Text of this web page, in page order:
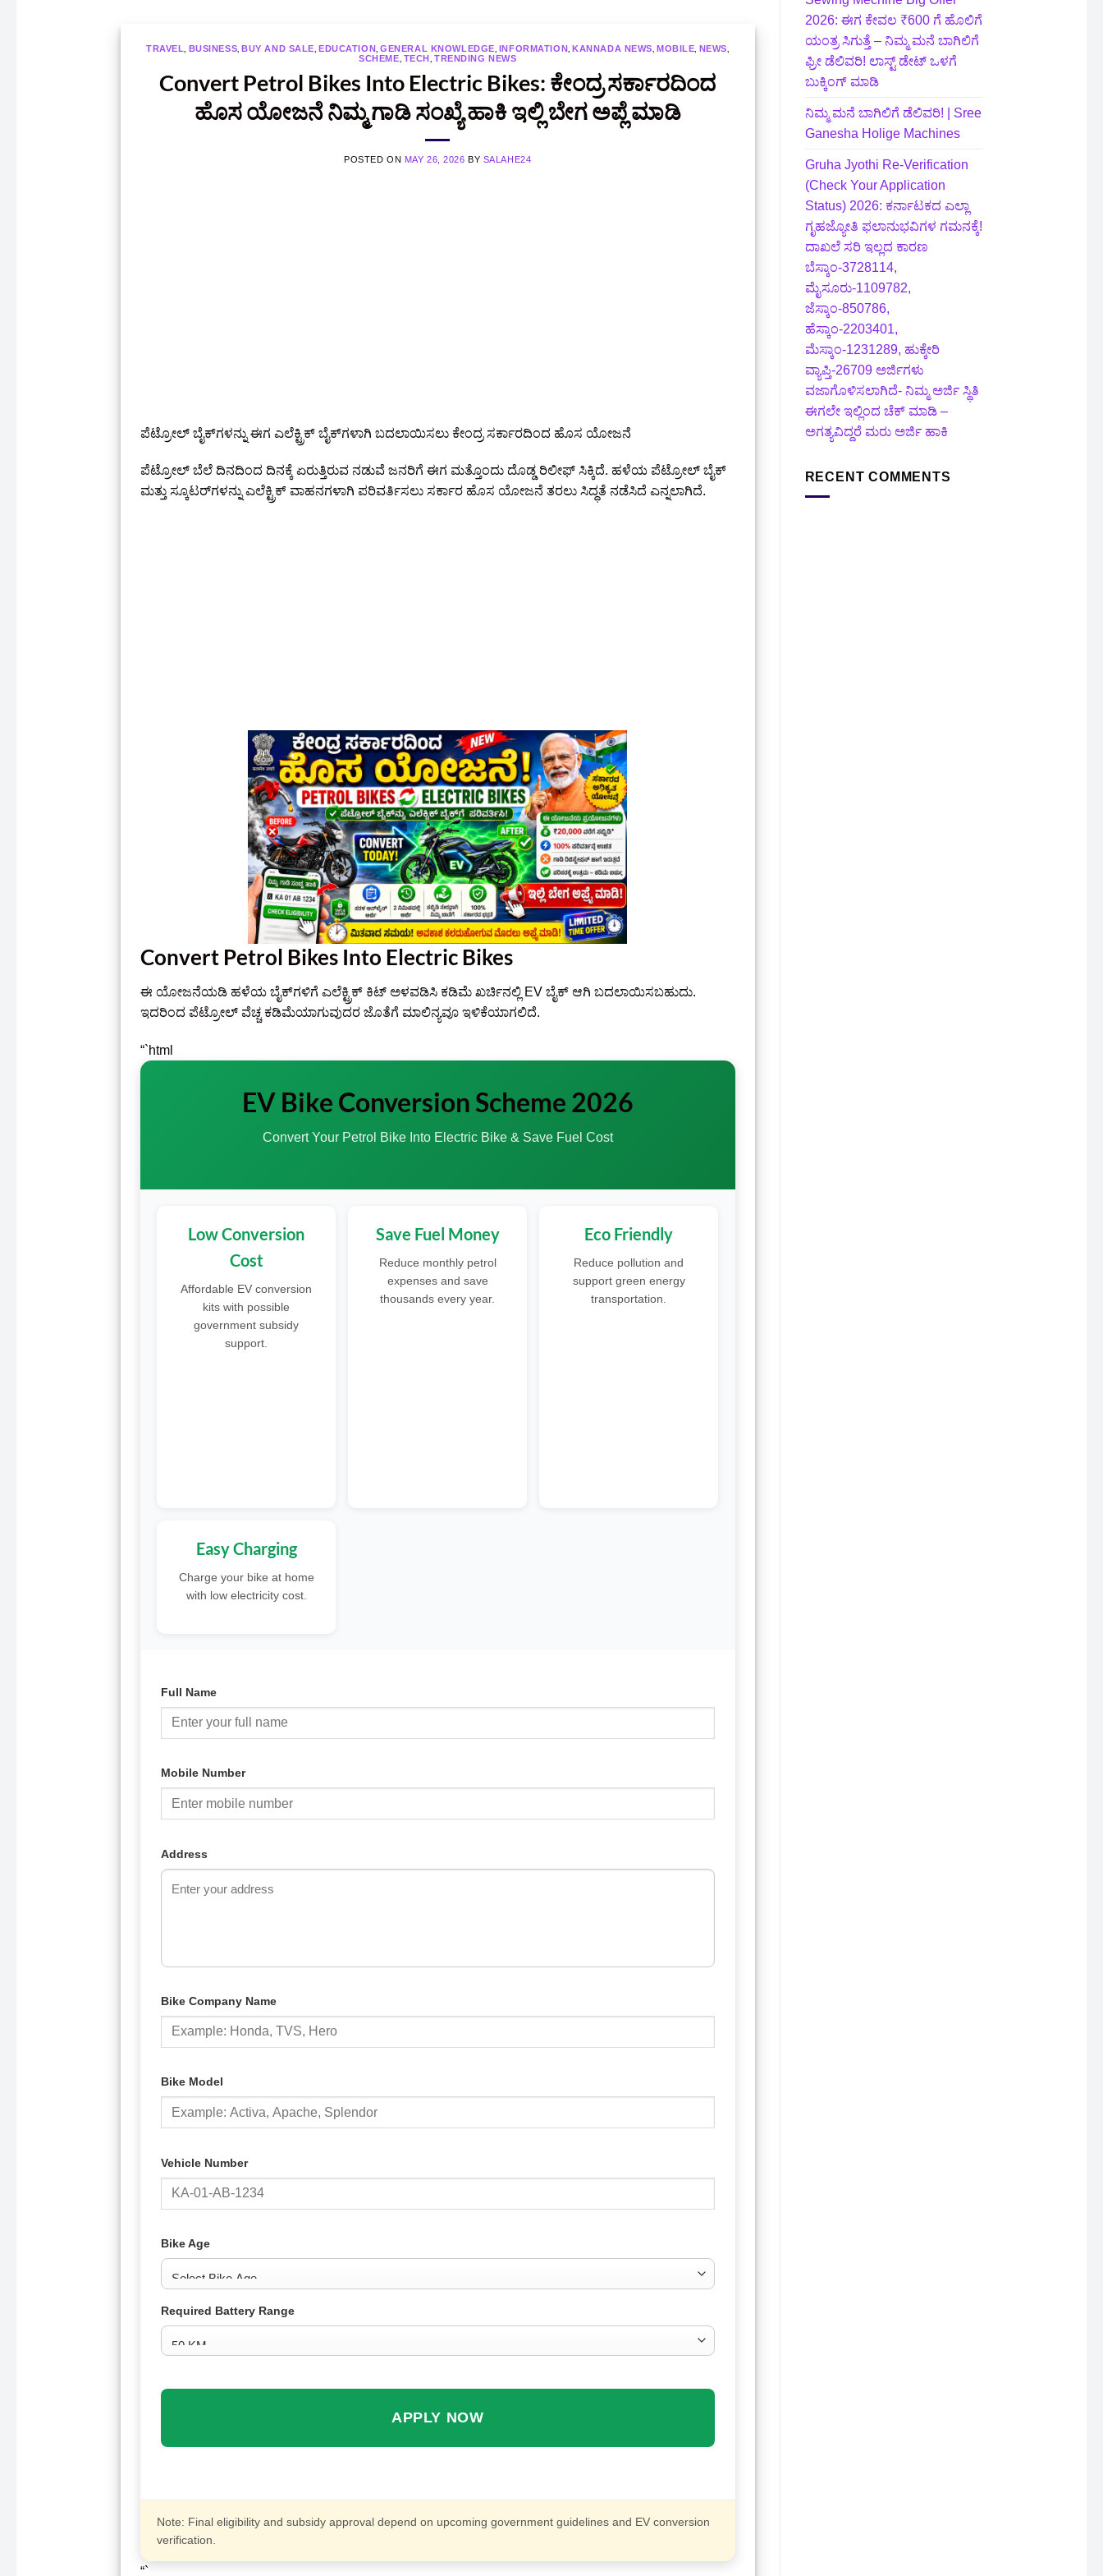
TRAVEL BUSINESS ,BUY AND SALE ,EDUCATION ,GENERAL KNOWLEDGE INFORMATION ,KANNADA NEWS ,MOBILE NEWS
SCHEME TECH ,TRENDING NEWS
Convert Petrol Bikes Into Electric Bikes: ಕೇಂದ್ರ ಸರ್ಕಾರದಿಂದ
ಹೊಸ ಯೋಜನೆ ನಿಮ್ಮ ಗಾಡಿ ಸಂಖ್ಯೆ ಹಾಕಿ ಇಲ್ಲಿ ಬೇಗ ಅಪ್ಲೆ ಮಾಡಿ
POSTED ON MAY 26, 2026 BY SALAHE24
ಪೆಟ್ರೋಲ್ ಬೈಕ್‌ಗಳನ್ನು ಈಗ ಎಲೆಕ್ಟ್ರಿಕ್ ಬೈಕ್‌ಗಳಾಗಿ ಬದಲಾಯಿಸಲು ಕೇಂದ್ರ ಸರ್ಕಾರದಿಂದ ಹೊಸ ಯೋಜನೆ
ಪೆಟ್ರೋಲ್ ಬೆಲೆ ದಿನದಿಂದ ದಿನಕ್ಕೆ ಏರುತ್ತಿರುವ ನಡುವೆ ಜನರಿಗೆ ಈಗ ಮತ್ತೊಂದು ದೊಡ್ಡ ರಿಲೀಫ್ ಸಿಕ್ಕಿದೆ. ಹಳೆಯ ಪೆಟ್ರೋಲ್ ಬೈಕ್
ಮತ್ತು ಸ್ಕೂಟರ್‌ಗಳನ್ನು ಎಲೆಕ್ಟ್ರಿಕ್ ವಾಹನಗಳಾಗಿ ಪರಿವರ್ತಿಸಲು ಸರ್ಕಾರ ಹೊಸ ಯೋಜನೆ ತರಲು ಸಿದ್ಧತೆ ನಡೆಸಿದೆ ಎನ್ನಲಾಗಿದೆ.
Convert Petrol Bikes Into Electric Bikes
ಈ ಯೋಜನೆಯಡಿ ಹಳೆಯ ಬೈಕ್‌ಗಳಿಗೆ ಎಲೆಕ್ಟ್ರಿಕ್ ಕಿಟ್ ಅಳವಡಿಸಿ ಕಡಿಮೆ ಖರ್ಚಿನಲ್ಲಿ EV ಬೈಕ್ ಆಗಿ ಬದಲಾಯಿಸಬಹುದು.
ಇದರಿಂದ ಪೆಟ್ರೋಲ್ ವೆಚ್ಚ ಕಡಿಮೆಯಾಗುವುದರ ಜೊತೆಗೆ ಮಾಲಿನ್ಯವೂ ಇಳಿಕೆಯಾಗಲಿದೆ.
“`html
EV Bike Conversion Scheme 2026
Convert Your Petrol Bike Into Electric Bike & Save Fuel Cost
Low Conversion
Cost
Affordable EV conversion
kits with possible
government subsidy
support.
Save Fuel Money
Reduce monthly petrol
expenses and save
thousands every year.
Eco Friendly
Reduce pollution and
support green energy
transportation.
Easy Charging
Charge your bike at home
with low electricity cost.
Full Name
Mobile Number
Address
Bike Company Name
Bike Model
Vehicle Number
Bike Age
Required Battery Range
APPLY NOW
Note: Final eligibility and subsidy approval depend on upcoming government guidelines and EV conversion
verification.
“`
2026: ಈಗ ಕೇವಲ ₹600 ಗೆ ಹೊಲಿಗೆ
ಯಂತ್ರ ಸಿಗುತ್ತೆ – ನಿಮ್ಮ ಮನೆ ಬಾಗಿಲಿಗೆ‍
ಫ್ರೀ ಡೆಲಿವರಿ! ಲಾಸ್ಟ್‌ ಡೇಟ್‌ ಒಳಗೆ
ಬುಕ್ಕಿಂಗ್‌ ಮಾಡಿ
ನಿಮ್ಮ ಮನೆ ಬಾಗಿಲಿಗೆ ಡೆಲಿವರಿ! | Sree
Ganesha Holige Machines
Gruha Jyothi Re-Verification
(Check Your Application
Status) 2026: ಕರ್ನಾಟಕದ ಎಲ್ಲಾ
ಗೃಹಜ್ಯೋತಿ ಫಲಾನುಭವಿಗಳ ಗಮನಕ್ಕೆ!
ದಾಖಲೆ ಸರಿ ಇಲ್ಲದ ಕಾರಣ
ಬೆಸ್ಕಾಂ-3728114,
ಮೈಸೂರು-1109782,
ಜೆಸ್ಕಾಂ-850786,
ಹೆಸ್ಕಾಂ-2203401,
ಮೆಸ್ಕಾಂ-1231289, ಹುಕ್ಕೇರಿ
ವ್ಯಾಪ್ತಿ-26709 ಅರ್ಜಿಗಳು
ವಜಾಗೊಳಿಸಲಾಗಿದೆ- ನಿಮ್ಮ ಅರ್ಜಿ ಸ್ಥಿತಿ
ಈಗಲೇ ಇಲ್ಲಿಂದ ಚೆಕ್ ಮಾಡಿ –
ಅಗತ್ಯವಿದ್ದರೆ ಮರು ಅರ್ಜಿ ಹಾಕಿ
RECENT COMMENTS